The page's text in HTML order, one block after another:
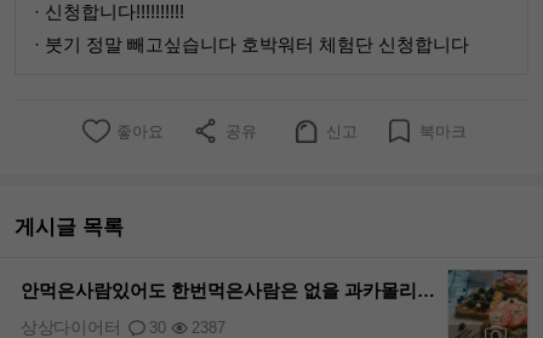
· 신청합니다!!!!!!!!!!
· 붓기 정말 빼고싶습니다 호박워터 체험단 신청합니다
좋아요 공유 신고 북마크
게시글 목록
안먹은사람있어도 한번먹은사람은 없을 과카몰리 만들기💕
30 2387
상상다이어터